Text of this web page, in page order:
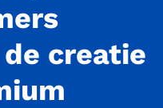
creatie